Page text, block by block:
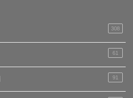
308
61
91